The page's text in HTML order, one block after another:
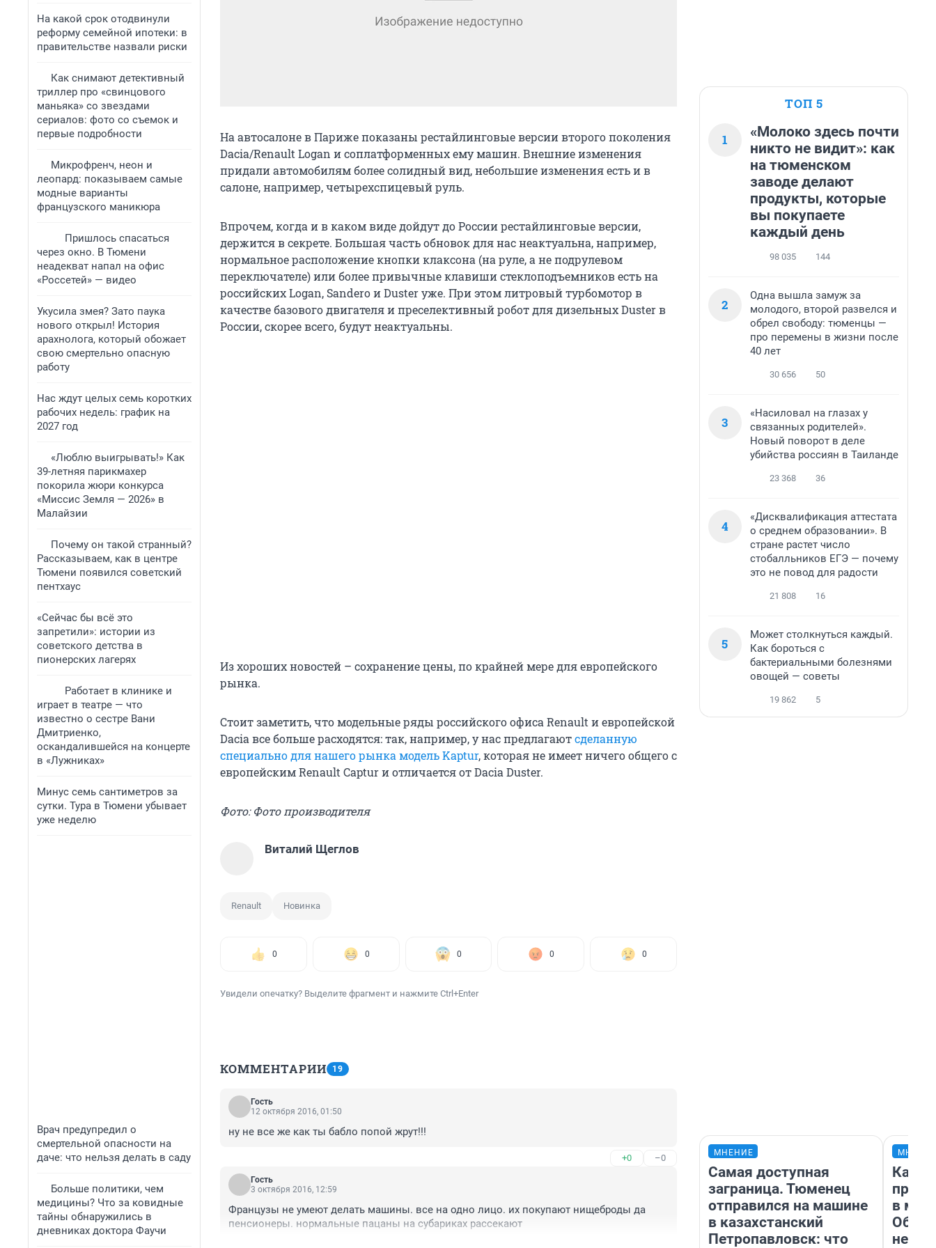
На какой срок отодвинули
реформу семейной ипотеки: в
правительстве назвали риски
Как снимают детективный
триллер про «свинцового
маньяка» со звездами
сериалов: фото со съемок и
первые подробности
Микрофренч, неон и
леопард: показываем самые
модные варианты
французского маникюра
Пришлось спасаться
через окно. В Тюмени
неадекват напал на офис
«Россетей» — видео
Укусила змея? Зато паука
нового открыл! История
арахнолога, который обожает
свою смертельно опасную
работу
Нас ждут целых семь коротких
рабочих недель: график на
2027 год
«Люблю выигрывать!» Как
39-летняя парикмахер
покорила жюри конкурса
«Миссис Земля — 2026» в
Малайзии
Почему он такой странный?
Рассказываем, как в центре
Тюмени появился советский
пентхаус
«Сейчас бы всё это
запретили»: истории из
советского детства в
пионерских лагерях
Работает в клинике и
играет в театре — что
известно о сестре Вани
Дмитриенко,
оскандалившейся на концерте
в «Лужниках»
Минус семь сантиметров за
сутки. Тура в Тюмени убывает
уже неделю
Врач предупредил о
смертельной опасности на
даче: что нельзя делать в саду
Больше политики, чем
медицины? Что за ковидные
тайны обнаружились в
дневниках доктора Фаучи
На автосалоне в Париже показаны рестайлинговые версии второго поколения
Dacia/Renault Logan и соплатформенных ему машин. Внешние изменения
придали автомобилям более солидный вид, небольшие изменения есть и в
салоне, например, четырехспицевый руль.
Впрочем, когда и в каком виде дойдут до России рестайлинговые версии,
держится в секрете. Большая часть обновок для нас неактуальна, например,
нормальное расположение кнопки клаксона (на руле, а не подрулевом
переключателе) или более привычные клавиши стеклоподъемников есть на
российских Logan, Sandero и Duster уже. При этом литровый турбомотор в
качестве базового двигателя и преселективный робот для дизельных Duster в
России, скорее всего, будут неактуальны.
Из хороших новостей – сохранение цены, по крайней мере для европейского
рынка.
Стоит заметить, что модельные ряды российского офиса Renault и европейской
Dacia все больше расходятся: так, например, у нас предлагаютсделанную
специально для нашего рынка модель Kaptur, которая не имеет ничего общего с
европейским Renault Captur и отличается от Dacia Duster.
Фото: Фото производителя
Виталий Щеглов
Renault Новинка
0 0 0 0 0
Увидели опечатку? Выделите фрагмент и нажмите Ctrl+Enter
КОММЕНТАРИИ 19
Гость
12 октября 2016, 01:50
ну не все же как ты бабло попой жрут!!!
+0 –0
Гость
3 октября 2016, 12:59
Французы не умеют делать машины. все на одно лицо. их покупают нищеброды да
пенсионеры. нормальные пацаны на субариках рассекают
ТОП 5
1
«Молоко здесь почти
никто не видит»: как
на тюменском
заводе делают
продукты, которые
вы покупаете
каждый день
98 035 144
2
Одна вышла замуж за
молодого, второй развелся и
обрел свободу: тюменцы —
про перемены в жизни после
40 лет
30 656 50
3
«Насиловал на глазах у
связанных родителей».
Новый поворот в деле
убийства россиян в Таиланде
23 368 36
4
«Дисквалификация аттестата
о среднем образовании». В
стране растет число
стобалльников ЕГЭ — почему
это не повод для радости
21 808 16
5
Может столкнуться каждый.
Как бороться с
бактериальными болезнями
овощей — советы
19 862 5
МНЕНИЕ
Самая доступная
заграница. Тюменец
отправился на машине
в казахстанский
Петропавловск: что
в